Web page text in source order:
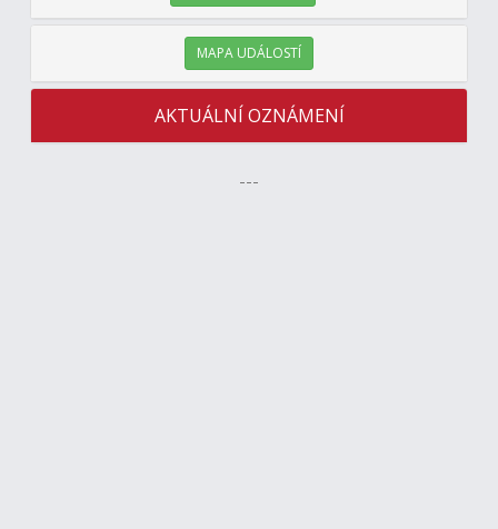
MAPA UDÁLOSTÍ
AKTUÁLNÍ OZNÁMENÍ
---